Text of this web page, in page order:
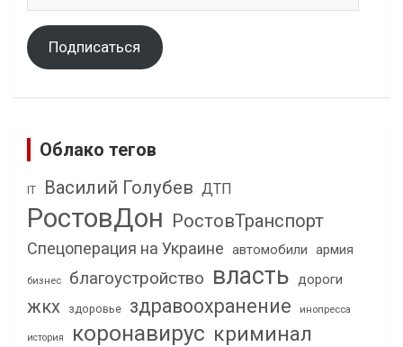
Подписаться
Облако тегов
IT Василий Голубев ДТП
РостовДон РостовТранспорт
Спецоперация на Украине автомобили армия
бизнес благоустройство власть дороги
жкх здоровье здравоохранение инопресса
история коронавирус криминал